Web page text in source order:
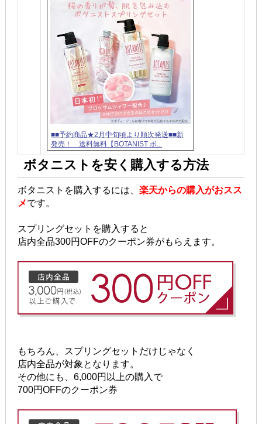
■■予約商品★2月中旬頃より順次発送■■新
発売！ 送料無料【BOTANIST ボ...
ボタニストを安く購入する方法
ボタニストを購入するには、 楽天からの購入がおスス
メです。
スプリングセットを購入すると
店内全品300円OFFのクーポン券がもらえます。
もちろん、スプリングセットだけじゃなく
店内全品が対象となります。
その他にも、6,000円以上の購入で
700円OFFのクーポン券